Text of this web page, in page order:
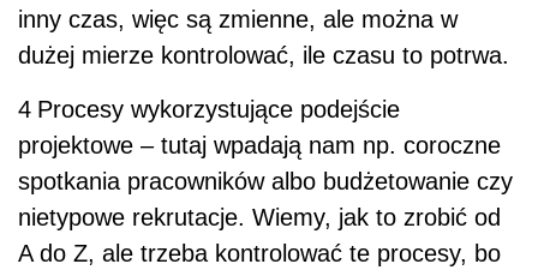
inny czas, więc są zmienne, ale można w
dużej mierze kontrolować, ile czasu to potrwa.
4 Procesy wykorzystujące podejście
projektowe – tutaj wpadają nam np. coroczne
spotkania pracowników albo budżetowanie czy
nietypowe rekrutacje. Wiemy, jak to zrobić od
A do Z, ale trzeba kontrolować te procesy, bo